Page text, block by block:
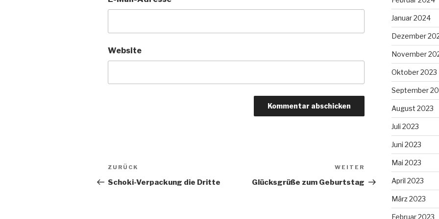
Website
Beitragsnavigation
Vorheriger
Beitrag
ZURÜCK
Schoki-Verpackung die Dritte
Nächster
Beitrag
WEITER
Glücksgrüße zum Geburtstag
Januar 2024
Dezember
November
Oktober 2023
September
August 2023
Juli 2023
Juni 2023
Mai 2023
April 2023
März 2023
Februar 2023